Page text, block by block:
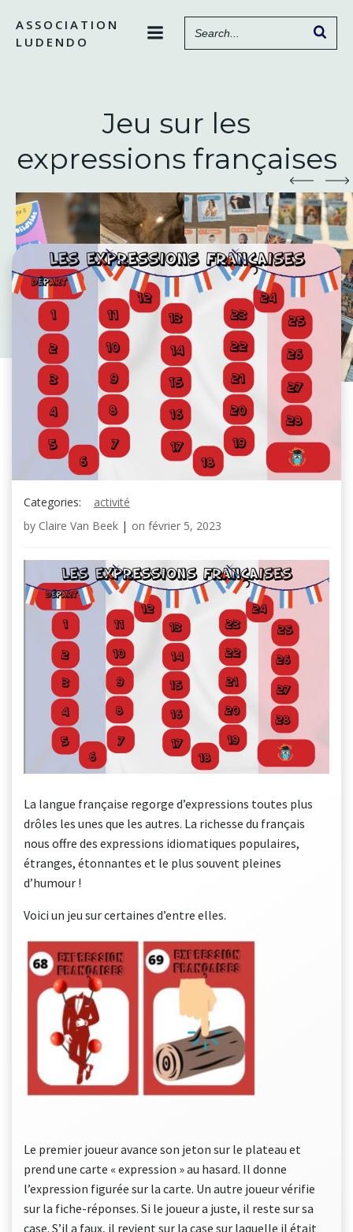
contenu
ASSOCIATION
LUDENDO
Jeu sur les
expressions françaises
Categories:
activité
by Claire Van Beek | on février 5, 2023
La langue française regorge d’expressions toutes plus
drôles les unes que les autres. La richesse du français
nous offre des expressions idiomatiques populaires,
étranges, étonnantes et le plus souvent pleines
d’humour !
Voici un jeu sur certaines d’entre elles.
Le premier joueur avance son jeton sur le plateau et
prend une carte « expression » au hasard. Il donne
l’expression figurée sur la carte. Un autre joueur vérifie
sur la fiche-réponses. Si le joueur a juste, il reste sur sa
case. S’il a faux, il revient sur la case sur laquelle il était